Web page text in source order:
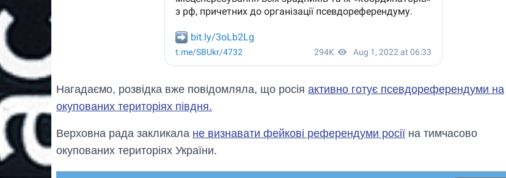
Нагадаємо, розвідка вже повідомляла, що росія активно готує псевдореферендуми на
окупованих територіях півдня.
Верховна рада закликала не визнавати фейкові референдуми росії на тимчасово
окупованих територіях України.